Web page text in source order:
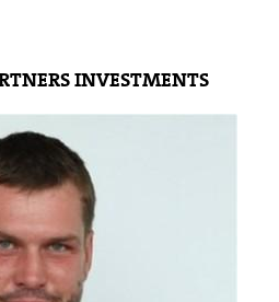
INVESTMENTS